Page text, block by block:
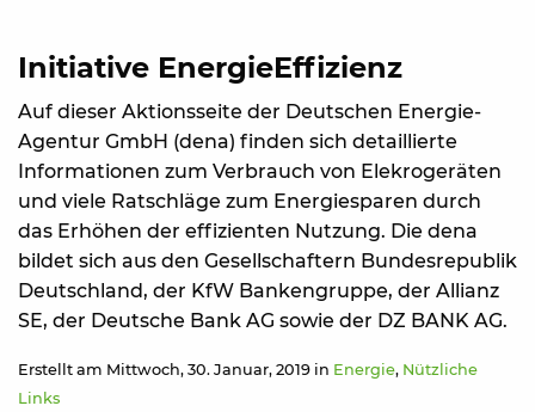
Initiative EnergieEffizienz
Auf dieser Aktionsseite der Deutschen Energie-
Agentur GmbH (dena) finden sich detaillierte
Informationen zum Verbrauch von Elekrogeräten
und viele Ratschläge zum Energiesparen durch
das Erhöhen der effizienten Nutzung. Die dena
bildet sich aus den Gesellschaftern Bundesrepublik
Deutschland, der KfW Bankengruppe, der Allianz
SE, der Deutsche Bank AG sowie der DZ BANK AG.
Erstellt am Mittwoch, 30. Januar, 2019 in Energie, Nützliche
Links